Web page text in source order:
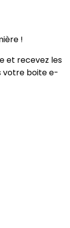
!
et recevez les
votre boite e-